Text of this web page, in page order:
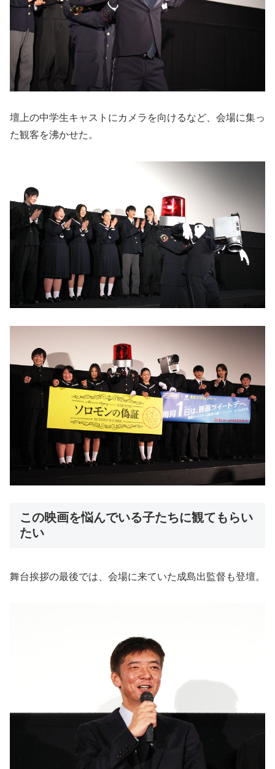
壇上の中学生キャストにカメラを向けるなど、会場に集っ
た観客を沸かせた。
この映画を悩んでいる子たちに観てもらい
たい
舞台挨拶の最後では、会場に来ていた成島出監督も登壇。